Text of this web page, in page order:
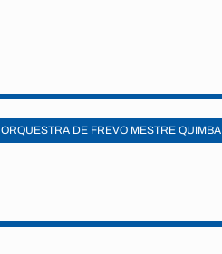
ORQUESTRA DE FREVO MESTRE QUIMBA